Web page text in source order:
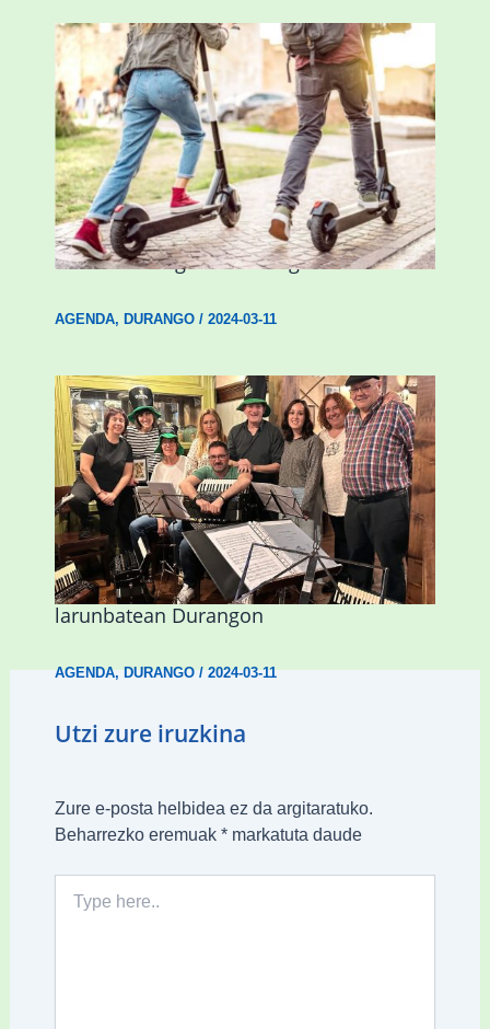
Ostegun honetan “Oinezko
Nagusientzako Bide Segurtasuna”
hitzaldia izango da Durangon
AGENDA, DURANGO/ 2024-03-11
Herri Maite akordeoi taldeak S. Patrick
Irlandako patroia ospatuko du
larunbatean Durangon
AGENDA,DURANGO/2024-03-11
Utzi zure iruzkina
Zure e-posta helbidea ez da argitaratuko.
Beharrezko eremuak *markatuta daude
here..